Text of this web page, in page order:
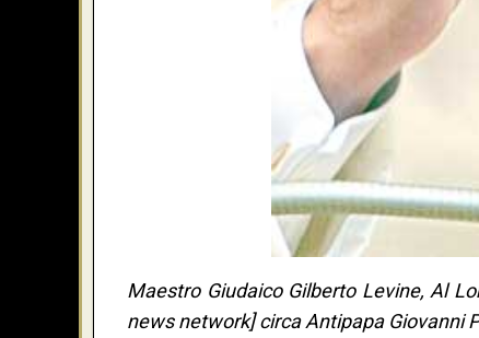
Maestro Giudaico Gilberto Levine, Al
news network] circa Antipapa Giovanni